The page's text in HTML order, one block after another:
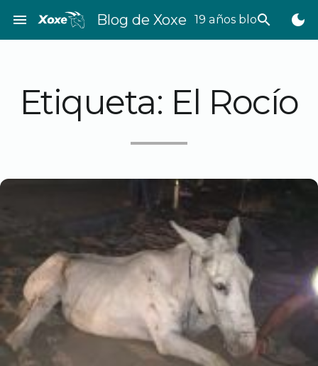
contenido
menu Blog de Xoxe 19 años bloggeando
search dark_mode
Etiqueta: El Rocío